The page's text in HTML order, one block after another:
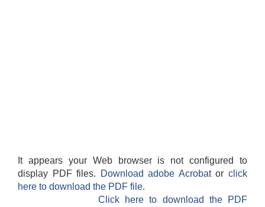
It appears your Web browser is not configured to
display PDF files.
Download adobe Acrobatorclick
here to download the PDF file.
Click here to download the PDF